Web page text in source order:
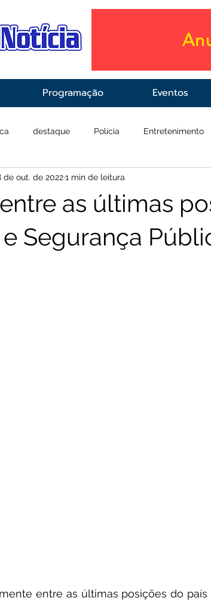
Programação Eventos
destaque Polícia Entretenimento
Saúde
as últimas
Segurança
de out. de 20221 min de leitura
entre as últimas posições do